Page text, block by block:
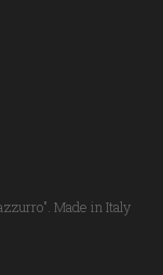
Made in Italy